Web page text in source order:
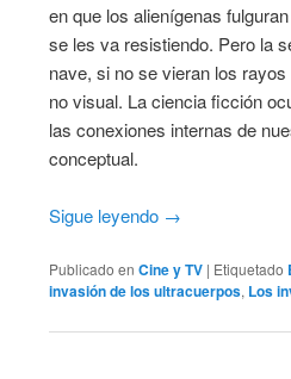
en que los alienígenas
se les va resistiendo. Pero la
nave, si no se vieran los
no visual. La ciencia ficción
las conexiones internas de
conceptual.
Sigue leyendo →
Publicado en Cine y TV | Etiquetado
invasión de los ultracuerpos, Los